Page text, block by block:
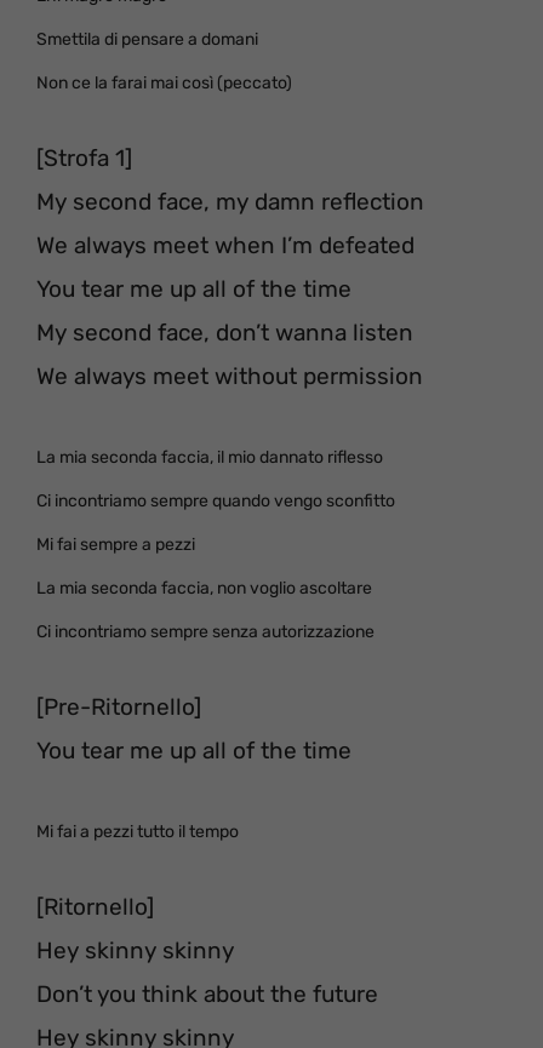
Smettila di pensare a domani
Non ce la farai mai così (peccato)
[Strofa 1]
My second face, my damn reflection
We always meet when I’m defeated
You tear me up all of the time
My second face, don’t wanna listen
We always meet without permission
La mia seconda faccia, il mio dannato riflesso
Ci incontriamo sempre quando vengo sconfitto
Mi fai sempre a pezzi
La mia seconda faccia, non voglio ascoltare
Ci incontriamo sempre senza autorizzazione
[Pre-Ritornello]
You tear me up all of the time
Mi fai a pezzi tutto il tempo
[Ritornello]
Hey skinny skinny
Don’t you think about the future
Hey skinny skinny